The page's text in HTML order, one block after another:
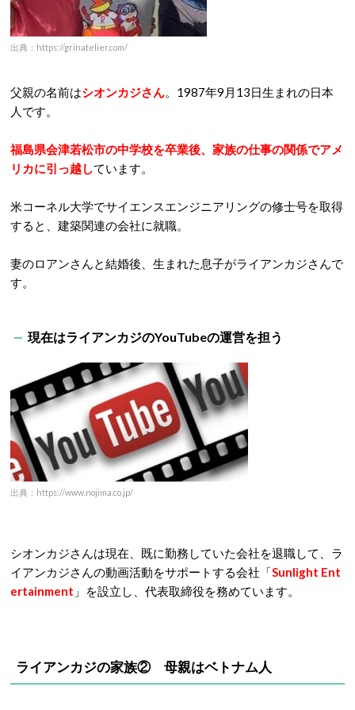
出典：https://grinatelier.com/
父親の名前はシオンカジさん。1987年9月13日生まれの日本
人です。
福島県会津若松市の中学校を卒業後、家族の仕事の関係でアメ
リカに引っ越しています。
米コーネル大学でサイエンスエンジニアリングの修士号を取得
すると、建築関連の会社に就職。
妻のロアンさんと結婚後、生まれた息子がライアンカジさんで
す。
現在はライアンカジのYouTubeの運営を担う
出典：https://www.nojima.co.jp/
シオンカジさんは現在、既に勤務していた会社を退職して、ラ
イアンカジさんの動画活動をサポートする会社「Sunlight Ent
ertainment 」を設立し、代表取締役を務めています。
ライアンカジの家族② 母親はベトナム人